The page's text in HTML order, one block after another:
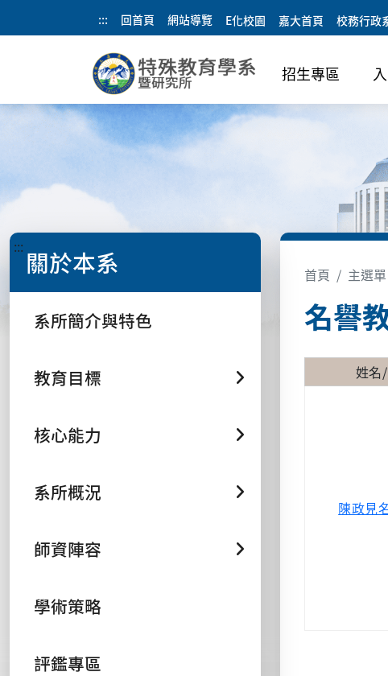
::: 回首頁 網站導覽 E化校園 嘉大首頁 校務行政
招生專區
::: 關於本系
系所簡介與特色
教育目標
核心能力
系所概況
師資陣容
學術策略
評鑑專區
首頁 主選單
名譽
姓名/
陳政見